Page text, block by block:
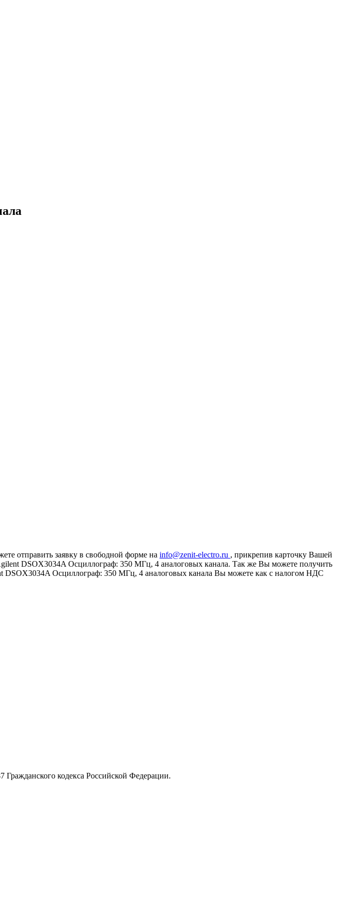
отправить заявку в свободной форме на info@zenit-electro.ru , прикрепив карточку Вашей
DSOX3034A Осциллограф: 350 МГц, 4 аналоговых канала. Так же Вы можете получить
DSOX3034A Осциллограф: 350 МГц, 4 аналоговых канала Вы можете как с налогом НДС
кодекса Российской Федерации.